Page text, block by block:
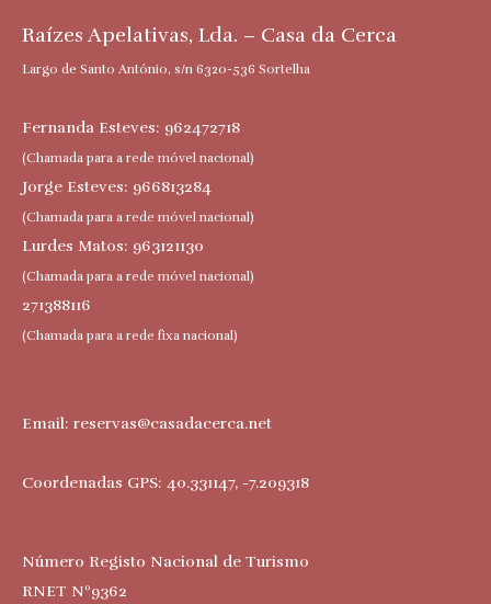
Raízes Apelativas, Lda. – Casa da Cerca
Largo de Santo António, s/n 6320-536 Sortelha
Fernanda Esteves: 962472718
(Chamada para a rede móvel nacional)
Jorge Esteves: 966813284
(Chamada para a rede móvel nacional)
Lurdes Matos: 963121130
(Chamada para a rede móvel nacional)
271388116
(Chamada para a rede fixa nacional)
Email: reservas@casadacerca.net
Coordenadas GPS: 40.331147, -7.209318
Número Registo Nacional de Turismo
RNET Nº9362